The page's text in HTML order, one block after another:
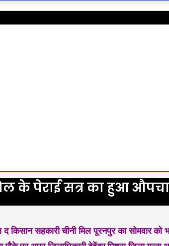
के पेराई सत्र का हुआ
किसान सहकारी चीनी मिल पूरनपुर का सोमवार को